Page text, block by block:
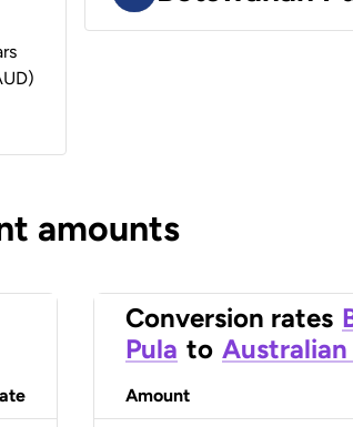
amounts
Conversion rates
Pula to
Amount